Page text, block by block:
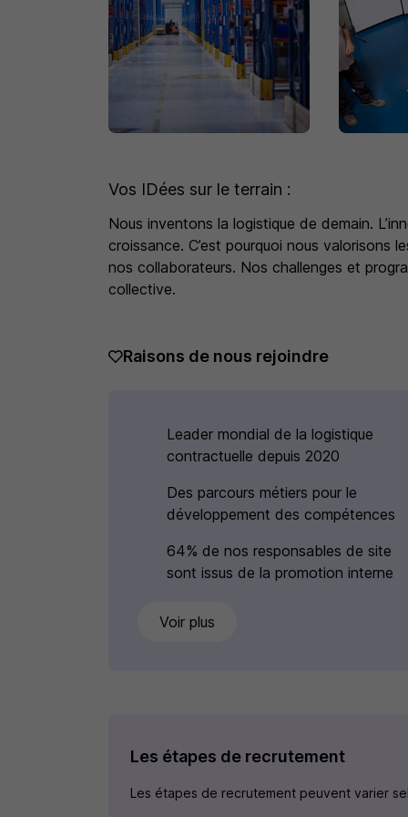
Vos IDées sur le terrain :
Nous inventons la logistique de demain.
croissance. C’est pourquoi nous valorisons
nos collaborateurs. Nos challenges et
collective.
Raisons de nous rejoindre
Leader mondial de la logistique
contractuelle depuis 2020
Des parcours métiers pour le
développement des compétences
64% de nos responsables de site
sont issus de la promotion interne
Voir plus
Les étapes de recrutement
Les étapes de recrutement peuvent varier